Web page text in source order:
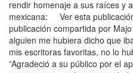
rendir homenaje a sus raíces y
mexicana: Ver esta
publicación compartida por
alguien me hubiera dicho que
mis escritoras favoritas, no lo
”Agradeció a su público por el